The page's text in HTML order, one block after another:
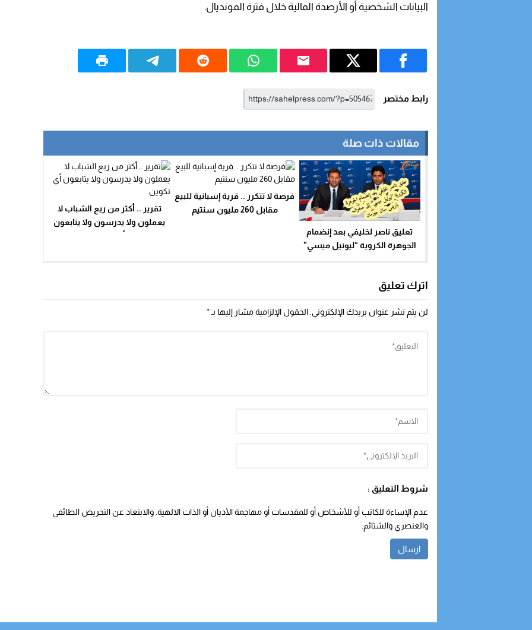
البيانات الشخصية أو الأرصدة المالية خلال فترة المونديال.
رابط مختصر
مقالات ذات صلة
تعليق ناصر لخليفي بعد إنضمام
الجوهرة الكروية “ليونيل ميسي”
فرصة لا تتكرر .. قرية إسبانية للبيع
مقابل 260 مليون سنتيم
تقرير .. أكثر من ربع الشباب لا
يعملون ولا يدرسون ولا يتابعون
أي تكوين
اترك تعليق
لن يتم نشر عنوان بريدك الإلكتروني. الحقول الإلزامية مشار إليها بـ *
شروط التعليق :
عدم الإساءة للكاتب أو للأشخاص أو للمقدسات أو مهاجمة الأديان أو الذات الالهية. والابتعاد عن التحريض الطائفي
والعنصري والشتائم.